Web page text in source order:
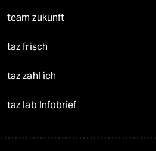
team zukunft
taz frisch
taz zahl ich
taz lab Infobrief